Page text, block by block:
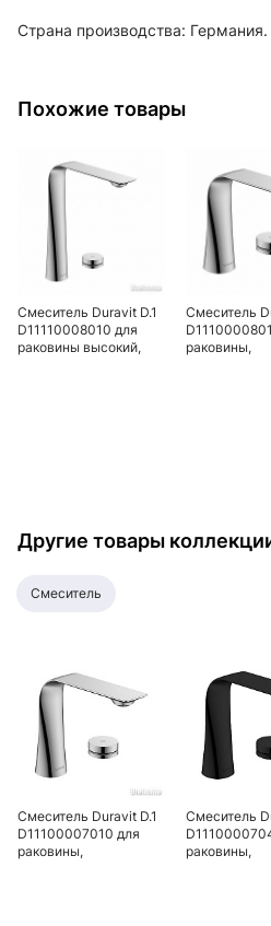
Страна производства: Германия.
Похожие товары
Смеситель Duravit D.1
D11110008010 для
раковины высокий,
Смеситель
раковины,
Другие товары
смеситель
Смеситель Duravit D.1
D11100007010 для
раковины,
Смеситель
раковины,